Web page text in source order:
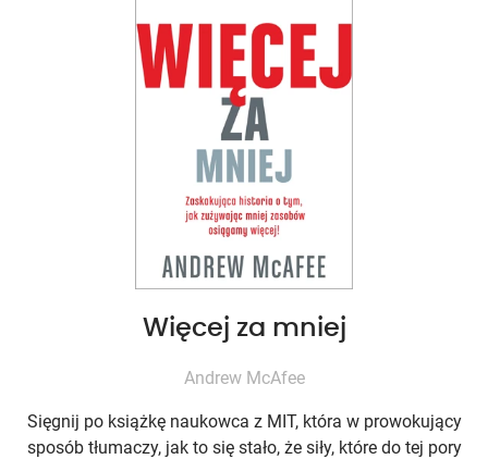
Więcej za mniej
Andrew McAfee
Sięgnij po książkę naukowca z MIT, która w prowokujący
sposób tłumaczy, jak to się stało, że siły, które do tej pory